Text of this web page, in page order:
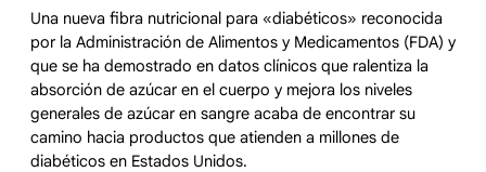
Una nueva fibra nutricional para «diabéticos» reconocida
por la Administración de Alimentos y Medicamentos (FDA) y
que se ha demostrado en datos clínicos que ralentiza la
absorción de azúcar en el cuerpo y mejora los niveles
generales de azúcar en sangre acaba de encontrar su
camino hacia productos que atienden a millones de
diabéticos en Estados Unidos.